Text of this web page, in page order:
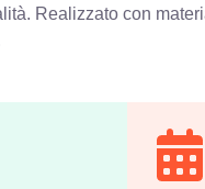
Realizzato con